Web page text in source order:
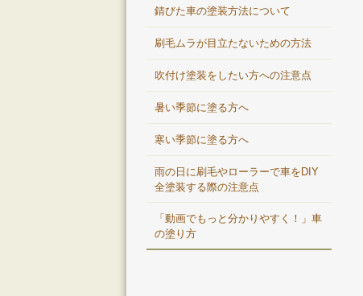
錆びた車の塗装方法について
刷毛ムラが目立たないための方法
吹付け塗装をしたい方への注意点
暑い季節に塗る方へ
寒い季節に塗る方へ
雨の日に刷毛やローラーで車をDIY
全塗装する際の注意点
「動画でもっと分かりやすく！」車
の塗り方